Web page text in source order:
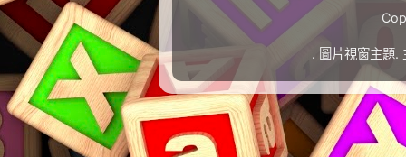
. 圖片視窗主題.